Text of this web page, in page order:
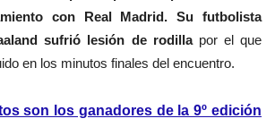
con Real Madrid. Su futbolista
sufrió lesión de rodillapor el que
en los minutos finales del encuentro.
son los ganadores de la 9º edición